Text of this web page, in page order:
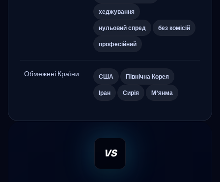
хеджування
нульовий спред без комісій
професійний
Обмежені Країни США Північна Корея
Іран Сирія М’янма
VS